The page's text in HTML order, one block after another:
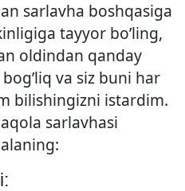
sarlavha boshqasiga
tayyor bo’ling,
oldindan qanday
va siz buni har
bilishingizni istardim.
sarlavhasi